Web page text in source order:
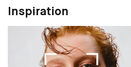
Inspiration